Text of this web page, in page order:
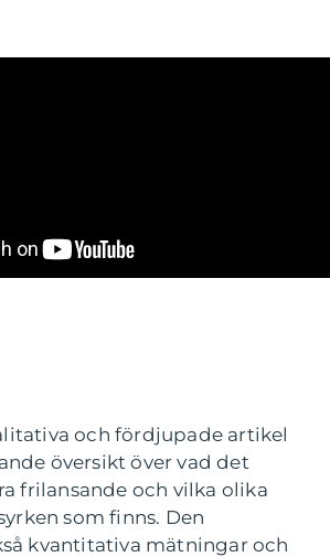
och fördjupade artikel
översikt över vad det
frilansande och vilka olika
som finns. Den
kvantitativa mätningar och